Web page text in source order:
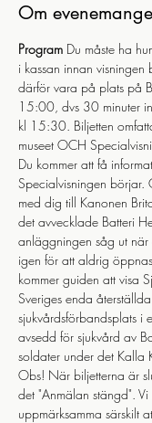
Om
Program Du måste ha
i kassan innan
därför vara på plats på
15:00, dvs 30 minuter
kl 15:30. Biljetten
museet OCH
Du kommer att få
Specialvisningen börjar.
med dig till Kanonen
det avvecklade Batteri
anläggningen såg ut
igen för att aldrig
kommer guiden att visa
Sveriges enda
sjukvårdsförbandsplats i
avsedd för sjukvård av
soldater under det Kalla
Obs! När biljetterna är
det "Anmälan stängd".
uppmärksamma särskilt